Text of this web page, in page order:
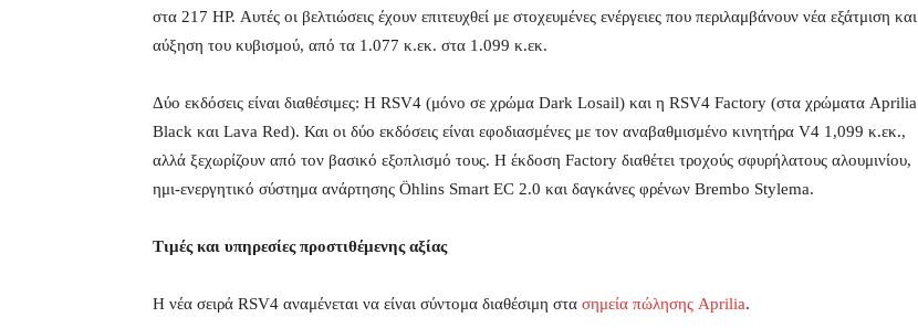
στα 217 HP. Αυτές οι βελτιώσεις έχουν επιτευχθεί με στοχευμένες ενέργειες που περιλαμβάνουν νέα εξάτμιση και
αύξηση του κυβισμού, από τα 1.077 κ.εκ. στα 1.099 κ.εκ.
Δύο εκδόσεις είναι διαθέσιμες: Η RSV4 (μόνο σε χρώμα Dark Losail) και η RSV4 Factory (στα χρώματα Aprilia
Black και Lava Red). Και οι δύο εκδόσεις είναι εφοδιασμένες με τον αναβαθμισμένο κινητήρα V4 1,099 κ.εκ.,
αλλά ξεχωρίζουν από τον βασικό εξοπλισμό τους. Η έκδοση Factory διαθέτει τροχούς σφυρήλατους αλουμινίου,
ημι-ενεργητικό σύστημα ανάρτησης Öhlins Smart EC 2.0 και δαγκάνες φρένων Brembo Stylema.
Τιμές και υπηρεσίες προστιθέμενης αξίας
Η νέα σειρά RSV4 αναμένεται να είναι σύντομα διαθέσιμη στα σημεία πώλησης Aprilia.